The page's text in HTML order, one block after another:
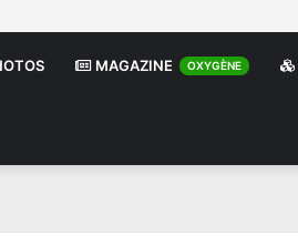
MAGAZINE OXYGÈNE